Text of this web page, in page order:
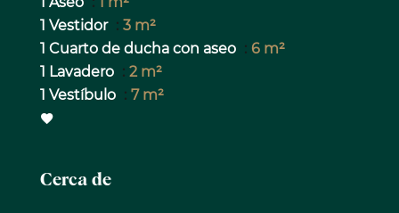
1 Vestidor
3 m²
1 Cuarto de ducha con aseo
6 m²
1 Lavadero
2 m²
1 Vestíbulo
7 m²
Cerca de